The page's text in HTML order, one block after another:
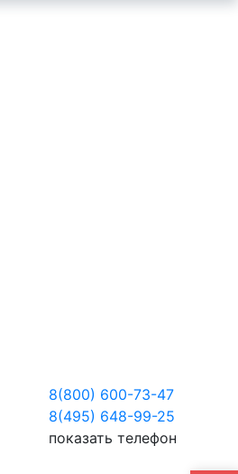
8(800) 600-73-47
8(495) 648-99-25
показать телефон